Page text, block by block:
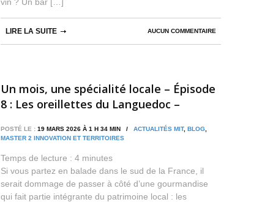
AUCUN COMMENTAIRE
LIRE LA SUITE
Un mois, une spécialité locale – Épisode
8 : Les oreillettes du Languedoc –
ancrée
POSTÉ LE : 19 MARS 2026 À 1 H 34 MIN / ACTUALITÉS MIT, BLOG
MASTER 2 INNOVATION ET TERRITOIRES
Temps de lecture : 4 minutes
Si vous partez en balade dans le sud de la France, il
serait dommage de passer à côté d’une gourmandise
qui fait partie intégrante du patrimoine local : les